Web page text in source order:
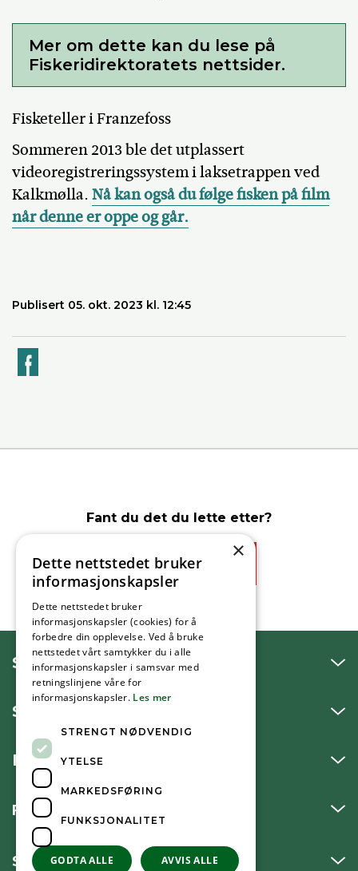
Mer om dette kan du lese på
Fiskeridirektoratets nettsider.
Fisketeller i Franzefoss
Sommeren 2013 ble det utplassert
videoregistreringssystem i laksetrappen ved
Kalkmølla. Nå kan også du følge fisken på film
når denne er oppe og går.
Publisert 05. okt. 2023 kl. 12:45
Fant du det du lette etter?
Ja
SNAKK MED OSS
SKRIV TIL OSS
BESØK OSS
FØLG OSS
SNARVEIER
×
Dette nettstedet bruker
informasjonskapsler
Dette nettstedet bruker
informasjonskapsler (cookies) for å
forbedre din opplevelse. Ved å bruke
nettstedet vårt samtykker du i alle
informasjonskapsler i samsvar med
retningslinjene våre for
informasjonskapsler. Les mer
STRENGT NØDVENDIG
YTELSE
MARKEDSFØRING
FUNKSJONALITET
GODTA ALLE AVVIS ALLE